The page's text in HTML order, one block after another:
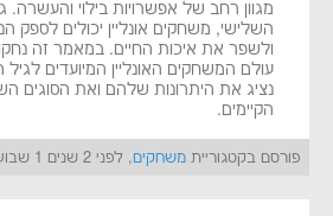
מגוון רחב של אפשרויות בילוי והעשרה.
השלישי, משחקים אונליין יכולים לספק
ולשפר את איכות החיים. במאמר זה
עולם המשחקים האונליין המיועדים לגיל
נציג את היתרונות שלהם ואת הסוגים
הקיימים.
פורסם בקטגוריית משחקים, לפני 2 שנים 1 שבועות